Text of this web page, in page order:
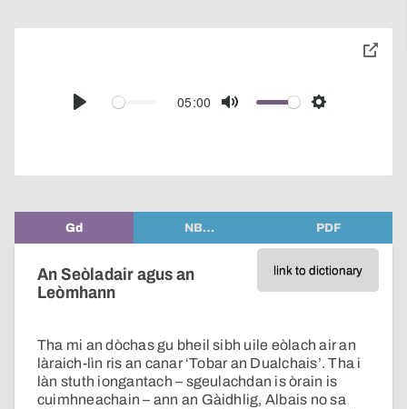
Play
05:00
Mute Settings
toggle
Gd NB… PDF
link to dictionary
An Seòladair agus an
Leòmhann
Tha mi an dòchas gu bheil sibh uile eòlach air an
làraich-lìn ris an canar ‘Tobar an Dualchais’. Tha i
làn stuth iongantach – sgeulachdan is òrain is
cuimhneachain – ann an Gàidhlig, Albais no sa